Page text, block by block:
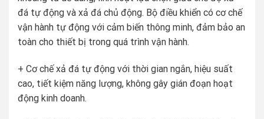
đá tự động và xả đá chủ động. Bộ điều khiển có cơ chế
vận hành tự động với cảm biến thông minh, đảm bảo an
toàn cho thiết bị trong quá trình vận hành.
+ Cơ chế xả đá tự động với thời gian ngắn, hiệu suất
cao, tiết kiệm năng lượng, không gây gián đoạn hoạt
động kinh doanh.